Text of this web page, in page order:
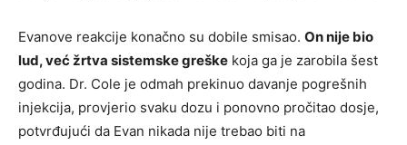
Evanove reakcije konačno su dobile smisao. On nije bio
lud, već žrtva sistemske greške koja ga je zarobila šest
godina. Dr. Cole je odmah prekinuo davanje pogrešnih
injekcija, provjerio svaku dozu i ponovno pročitao dosje,
potvrđujući da Evan nikada nije trebao biti na